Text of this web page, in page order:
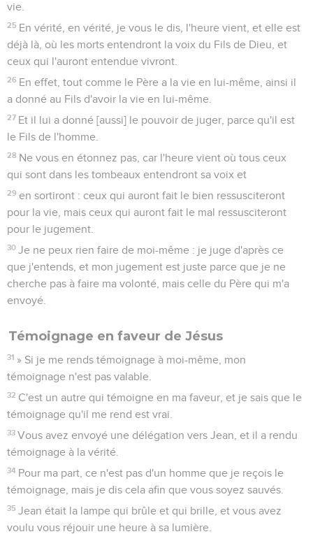
vie.
25 En vérité, en vérité, je vous le dis, l'heure vient, et elle est
déjà là, où les morts entendront la voix du Fils de Dieu, et
ceux qui l'auront entendue vivront.
26 En effet, tout comme le Père a la vie en lui-même, ainsi il
a donné au Fils d'avoir la vie en lui-même.
27 Et il lui a donné [aussi] le pouvoir de juger, parce qu'il est
le Fils de l'homme.
28 Ne vous en étonnez pas, car l'heure vient où tous ceux
qui sont dans les tombeaux entendront sa voix et
29 en sortiront : ceux qui auront fait le bien ressusciteront
pour la vie, mais ceux qui auront fait le mal ressusciteront
pour le jugement.
30 Je ne peux rien faire de moi-même : je juge d'après ce
que j'entends, et mon jugement est juste parce que je ne
cherche pas à faire ma volonté, mais celle du Père qui m'a
envoyé.
Témoignage en faveur de Jésus
31 » Si je me rends témoignage à moi-même, mon
témoignage n'est pas valable.
32 C'est un autre qui témoigne en ma faveur, et je sais que le
témoignage qu'il me rend est vrai.
33 Vous avez envoyé une délégation vers Jean, et il a rendu
témoignage à la vérité.
34 Pour ma part, ce n'est pas d'un homme que je reçois le
témoignage, mais je dis cela afin que vous soyez sauvés.
35 Jean était la lampe qui brûle et qui brille, et vous avez
voulu vous réjouir une heure à sa lumière.